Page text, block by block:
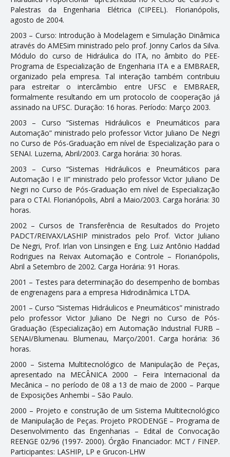
Palestras da Engenharia Elétrica (CIPEEL). Florianópolis,
agosto de 2004.
2003 – Curso: Introdução à Modelagem e Simulação Dinâmica
através do AMESim ministrado pelo prof. Jonny Carlos da Silva.
Módulo do curso de Hidráulica do ITA, no âmbito do PEE-
Programa de Especialização de Engenharia ITA e a EMBRAER,
organizado pela empresa. Tal interação também contribuiu
para estreitar o intercâmbio entre UFSC e EMBRAER,
formalmente resultando em um protocolo de cooperação já
assinado na UFSC. Duração: 16 horas. Período: Março 2003.
2003 – Curso “Sistemas Hidráulicos e Pneumáticos para
Automação” ministrado pelo professor Victor Juliano De Negri
no Curso de Pós-Graduação em nível de Especialização para o
SENAI. Luzerna, Abril/2003. Carga horária: 30 horas.
2003 – Curso “Sistemas Hidráulicos e Pneumáticos para
Automação I e II” ministrado pelo professor Victor Juliano De
Negri no Curso de Pós-Graduação em nível de Especialização
para o CTAI. Florianópolis, Abril a Maio/2003. Carga horária: 30
horas.
2002 – Cursos de Transferência de Resultados do Projeto
PADCT/REIVAX/LASHIP ministrados pelo Prof. Victor Juliano
De Negri, Prof. Irlan von Linsingen e Eng. Luiz Antônio Haddad
Rodrigues na Reivax Automação e Controle – Florianópolis,
Abril a Setembro de 2002. Carga Horária: 91 Horas.
2001 – Testes para determinação do desempenho de bombas
de engrenagens para a empresa Hidrodinâmica LTDA.
2001 – Curso “Sistemas Hidráulicos e Pneumáticos” ministrado
pelo professor Victor Juliano De Negri no Curso de Pós-
Graduação (Especialização) em Automação Industrial FURB –
SENAI/Blumenau. Blumenau, Março/2001. Carga horária: 36
horas.
2000 – Sistema Multitecnológico de Manipulação de Peças,
apresentado na MECÂNICA 2000 – Feira Internacional da
Mecânica – no período de 08 a 13 de maio de 2000 – Parque
de Exposições Anhembi – São Paulo.
2000 – Projeto e construção de um Sistema Multitecnológico
de Manipulação de Peças. Projeto PRODENGE – Programa de
Desenvolvimento das Engenharias – Edital de Convocação
REENGE 02/96 (1997- 2000). Órgão Financiador: MCT / FINEP.
Participantes: LASHIP, LP e Grucon-LHW